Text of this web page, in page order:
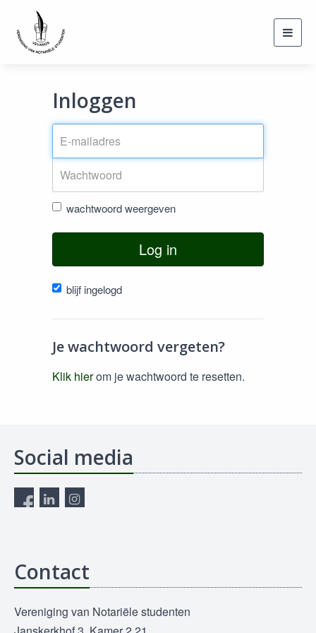
Inloggen
wachtwoord weergeven
Log in
blijf ingelogd
Je wachtwoord vergeten?
Klik hierom je wachtwoord te resetten.
Social media
Contact
Vereniging van Notariële studenten